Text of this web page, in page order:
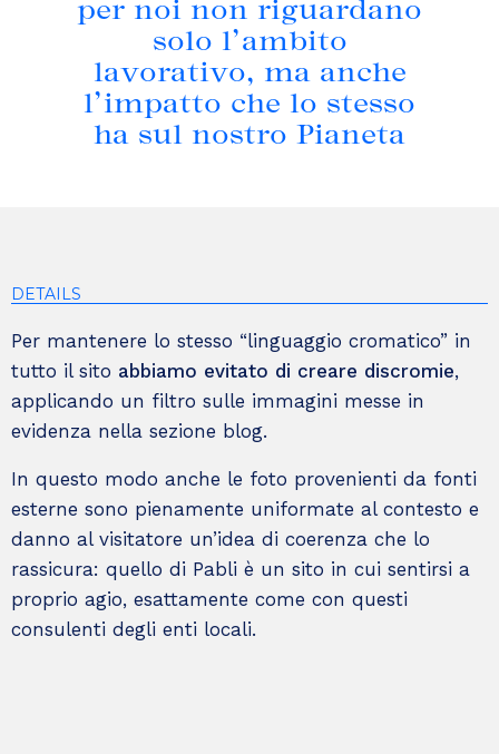
per noi non riguardano
solo l’ambito
lavorativo, ma anche
l’impatto che lo stesso
ha sul nostro Pianeta
DETAILS
Per mantenere lo stesso “linguaggio cromatico” in
tutto il sito abbiamo evitato di creare discromie,
applicando un filtro sulle immagini messe in
evidenza nella sezione blog.
In questo modo anche le foto provenienti da fonti
esterne sono pienamente uniformate al contesto e
danno al visitatore un’idea di coerenza che lo
rassicura: quello di Pabli è un sito in cui sentirsi a
proprio agio, esattamente come con questi
consulenti degli enti locali.